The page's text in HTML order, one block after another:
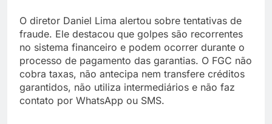
O diretor Daniel Lima alertou sobre tentativas de
fraude. Ele destacou que golpes são recorrentes
no sistema financeiro e podem ocorrer durante o
processo de pagamento das garantias. O FGC não
cobra taxas, não antecipa nem transfere créditos
garantidos, não utiliza intermediários e não faz
contato por WhatsApp ou SMS.